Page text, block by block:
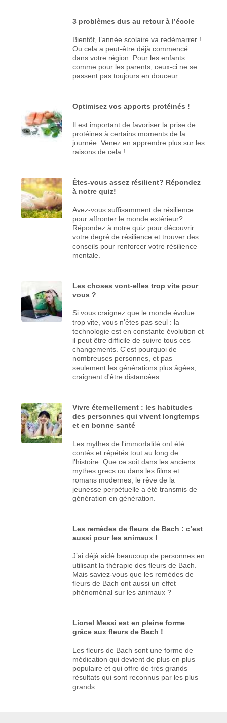
3 problèmes dus au retour à l’école
Bientôt, l’année scolaire va redémarrer !
Ou cela a peut-être déjà commencé
dans votre région. Pour les enfants
comme pour les parents, ceux-ci ne se
passent pas toujours en douceur.
Optimisez vos apports protéinés !
Il est important de favoriser la prise de
protéines à certains moments de la
journée. Venez en apprendre plus sur les
raisons de cela !
Êtes-vous assez résilient? Répondez
à notre quiz!
Avez-vous suffisamment de résilience
pour affronter le monde extérieur?
Répondez à notre quiz pour découvrir
votre degré de résilience et trouver des
conseils pour renforcer votre résilience
mentale.
Les choses vont-elles trop vite pour
vous ?
Si vous craignez que le monde évolue
trop vite, vous n'êtes pas seul : la
technologie est en constante évolution et
il peut être difficile de suivre tous ces
changements. C'est pourquoi de
nombreuses personnes, et pas
seulement les générations plus âgées,
craignent d'être distancées.
Vivre éternellement : les habitudes
des personnes qui vivent longtemps
et en bonne santé
Les mythes de l'immortalité ont été
contés et répétés tout au long de
l'histoire. Que ce soit dans les anciens
mythes grecs ou dans les films et
romans modernes, le rêve de la
jeunesse perpétuelle a été transmis de
génération en génération.
Les remèdes de fleurs de Bach : c’est
aussi pour les animaux !
J’ai déjà aidé beaucoup de personnes en
utilisant la thérapie des fleurs de Bach.
Mais saviez-vous que les remèdes de
fleurs de Bach ont aussi un effet
phénoménal sur les animaux ?
Lionel Messi est en pleine forme
grâce aux fleurs de Bach !
Les fleurs de Bach sont une forme de
médication qui devient de plus en plus
populaire et qui offre de très grands
résultats qui sont reconnus par les plus
grands.